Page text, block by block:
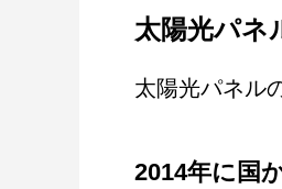
太陽光パネ
太陽光パネル
2014年に国